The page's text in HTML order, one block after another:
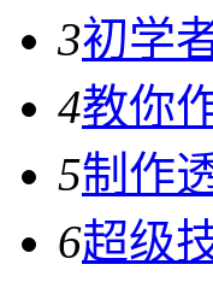
3初学
4教你
5制作
6超级